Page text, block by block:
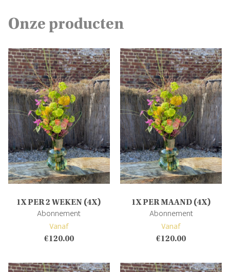
Onze producten
1X PER 2 WEKEN (4X)
Abonnement
Vanaf
€120.00
1X PER MAAND (4X)
Abonnement
Vanaf
€120.00